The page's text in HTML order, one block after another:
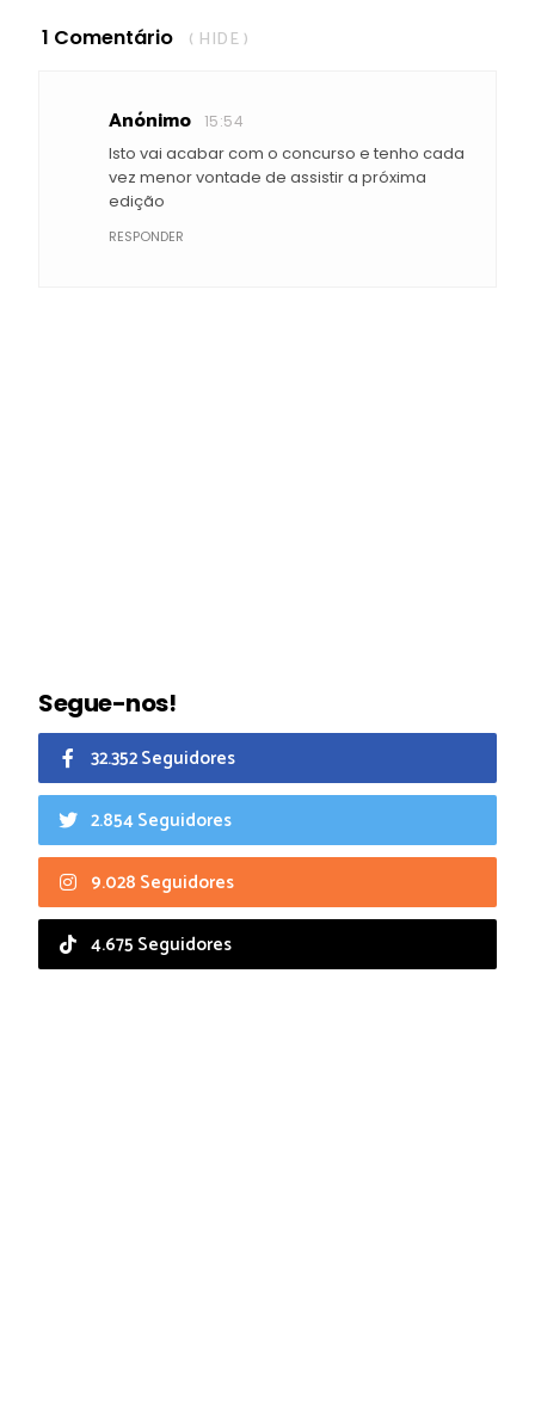
1 Comentário ( HIDE )
Anónimo 15:54
Isto vai acabar com o concurso e tenho cada
vez menor vontade de assistir a próxima
edição
RESPONDER
Segue-nos!
32.352 Seguidores
2.854 Seguidores
9.028 Seguidores
4.675 Seguidores